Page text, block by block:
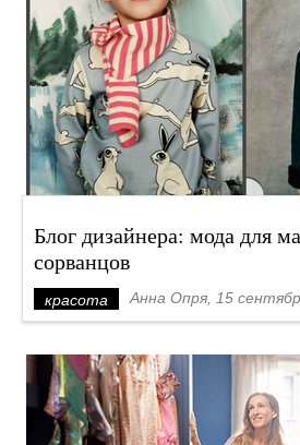
Блог дизайнера: мода для
сорванцов
красота Анна Опря, 15